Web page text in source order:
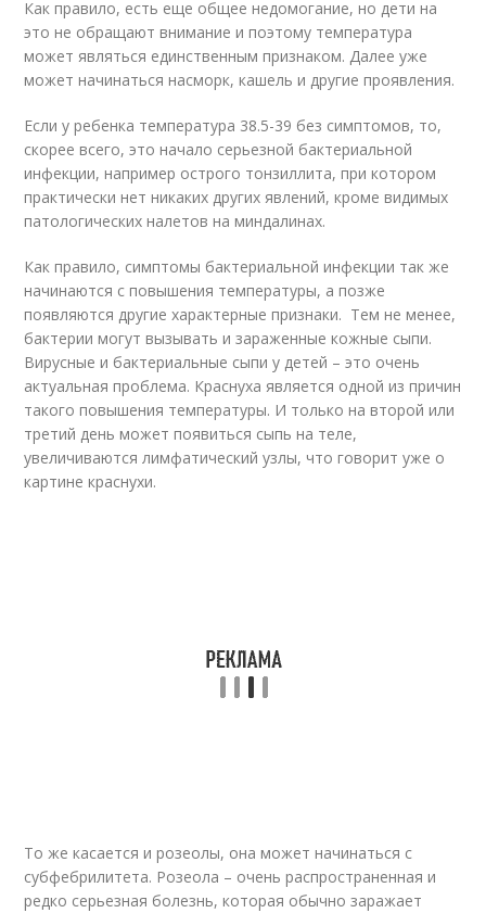
Как правило, есть еще общее недомогание, но дети на
это не обращают внимание и поэтому температура
может являться единственным признаком. Далее уже
может начинаться насморк, кашель и другие проявления.
Если у ребенка температура 38.5-39 без симптомов, то,
скорее всего, это начало серьезной бактериальной
инфекции, например острого тонзиллита, при котором
практически нет никаких других явлений, кроме видимых
патологических налетов на миндалинах.
Как правило, симптомы бактериальной инфекции так же
начинаются с повышения температуры, а позже
появляются другие характерные признаки. Тем не менее,
бактерии могут вызывать и зараженные кожные сыпи.
Вирусные и бактериальные сыпи у детей – это очень
актуальная проблема. Краснуха является одной из причин
такого повышения температуры. И только на второй или
третий день может появиться сыпь на теле,
увеличиваются лимфатический узлы, что говорит уже о
картине краснухи.
То же касается и розеолы, она может начинаться с
субфебрилитета. Розеола – очень распространенная и
редко серьезная болезнь, которая обычно заражает